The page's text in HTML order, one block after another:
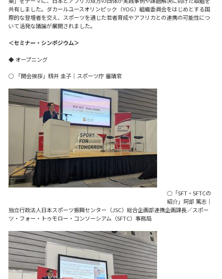
共有しました。ダカールユースオリンピック（YOG）組織委員会をはじめとする国
際的な登壇者を交え、スポーツを通じた若者育成やアフリカとの連携の可能性につ
いて活発な議論が展開されました。
＜セミナー・シンポジウム＞
◆ オープニング
○ 「開会挨拶」 籾井 圭子｜スポーツ庁 審議官
○「SFT・SFTCの
紹介」 阿部 篤志｜
独立行政法人日本スポーツ振興センター（JSC）総合企画部連携企画課長／スポー
ツ・フォー・トゥモロー・コンソーシアム（SFTC）事務局